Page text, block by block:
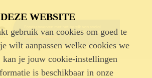
WEBSITE
gebruik van cookies om goed te
wilt aanpassen welke cookies we
kan je jouw cookie-instellingen
is beschikbaar in onze